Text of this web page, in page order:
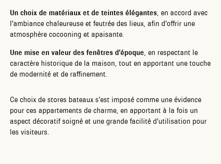
Un choix de matériaux et de teintes élégantes, en accord avec
l’ambiance chaleureuse et feutrée des lieux, afin d’offrir une
atmosphère cocooning et apaisante.
Une mise en valeur des fenêtres d’époque, en respectant le
caractère historique de la maison, tout en apportant une touche
de modernité et de raffinement.
Ce choix de stores bateaux s’est imposé comme une évidence
pour ces appartements de charme, en apportant à la fois un
aspect décoratif soigné et une grande facilité d’utilisation pour
les visiteurs.